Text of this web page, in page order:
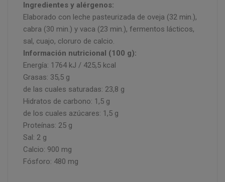
Ingredientes y alérgenos:
Elaborado con leche pasteurizada de oveja (32 min.),
cabra (30 min.) y vaca (23 min.), fermentos lácticos,
sal, cuajo, cloruro de calcio.
Información nutricional (100 g):
Energía: 1764 kJ / 425,5 kcal
Grasas: 35,5 g
de las cuales saturadas: 23,8 g
Hidratos de carbono: 1,5 g
de los cuales azúcares: 1,5 g
Proteínas: 25 g
Sal: 2 g
Calcio: 900 mg
Fósforo: 480 mg